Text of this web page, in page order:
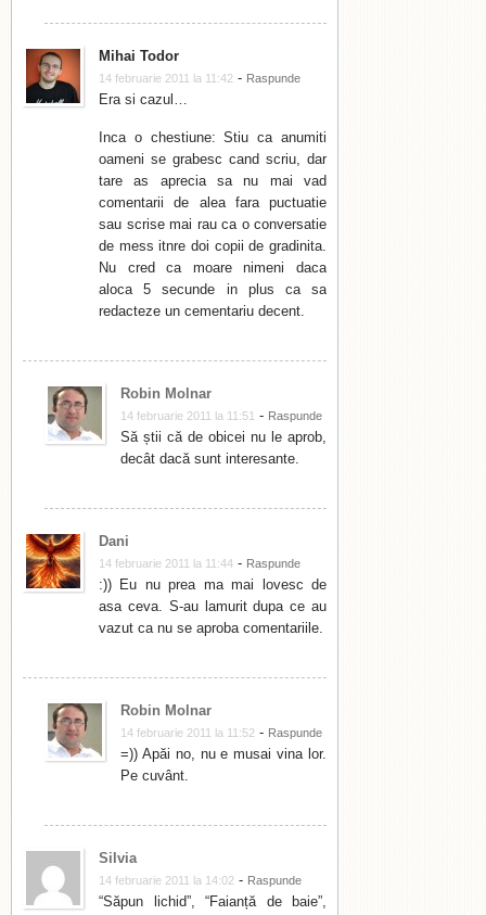
Mihai Todor
14 februarie 2011 la 11:42 - Raspunde
Era si cazul…
Inca o chestiune: Stiu ca anumiti
oameni se grabesc cand scriu, dar
tare as aprecia sa nu mai vad
comentarii de alea fara puctuatie
sau scrise mai rau ca o conversatie
de mess itnre doi copii de gradinita.
Nu cred ca moare nimeni daca
aloca 5 secunde in plus ca sa
redacteze un cementariu decent.
Robin Molnar
14 februarie 2011 la 11:51 - Raspunde
Să știi că de obicei nu le aprob,
decât dacă sunt interesante.
Dani
14 februarie 2011 la 11:44 - Raspunde
:)) Eu nu prea ma mai lovesc de
asa ceva. S-au lamurit dupa ce au
vazut ca nu se aproba comentariile.
Robin Molnar
14 februarie 2011 la 11:52 - Raspunde
=)) Apăi no, nu e musai vina lor.
Pe cuvânt.
Silvia
14 februarie 2011 la 14:02 - Raspunde
“Săpun lichid”, “Faianță de baie”,